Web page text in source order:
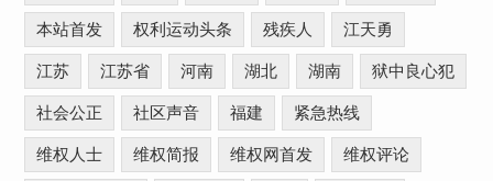
本站首发 权利运动头条 残疾人 江天勇
江苏 江苏省 河南 湖北 湖南 狱中良心犯
社会公正 社区声音 福建 紧急热线
维权人士 维权简报 维权网首发 维权评论